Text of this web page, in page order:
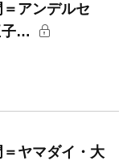
アンデルセ
子…
ヤマダイ・大